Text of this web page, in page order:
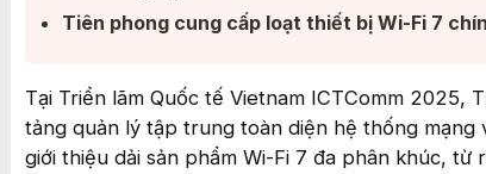
Tiên phong cung cấp loạt thiết bị Wi-Fi 7
Tại Triển lãm Quốc tế Vietnam ICTComm 2025,
tảng quản lý tập trung toàn diện hệ thống mạng
giới thiệu dải sản phẩm Wi-Fi 7 đa phân khúc,